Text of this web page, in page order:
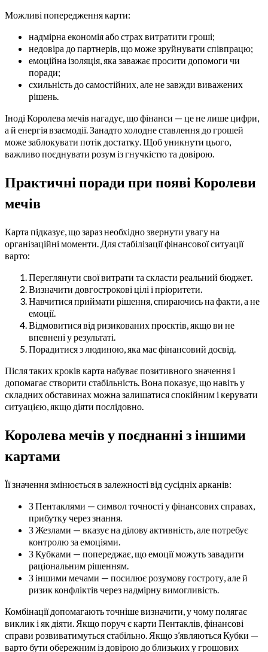
Можливі попередження карти:
надмірна економія або страх витратити гроші;
недовіра до партнерів, що може зруйнувати співпрацю;
емоційна ізоляція, яка заважає просити допомоги чи
поради;
схильність до самостійних, але не завжди виважених
рішень.
Іноді Королева мечів нагадує, що фінанси — це не лише цифри,
а й енергія взаємодії. Занадто холодне ставлення до грошей
може заблокувати потік достатку. Щоб уникнути цього,
важливо поєднувати розум із гнучкістю та довірою.
Практичні поради при появі Королеви
мечів
Карта підказує, що зараз необхідно звернути увагу на
організаційні моменти. Для стабілізації фінансової ситуації
варто:
Переглянути свої витрати та скласти реальний бюджет.
Визначити довгострокові цілі і пріоритети.
Навчитися приймати рішення, спираючись на факти, а не
емоції.
Відмовитися від ризикованих проєктів, якщо ви не
впевнені у результаті.
Порадитися з людиною, яка має фінансовий досвід.
Після таких кроків карта набуває позитивного значення і
допомагає створити стабільність. Вона показує, що навіть у
складних обставинах можна залишатися спокійним і керувати
ситуацією, якщо діяти послідовно.
Королева мечів у поєднанні з іншими
картами
Її значення змінюється в залежності від сусідніх арканів:
З Пентаклями — символ точності у фінансових справах,
прибутку через знання.
З Жезлами — вказує на ділову активність, але потребує
контролю за емоціями.
З Кубками — попереджає, що емоції можуть завадити
раціональним рішенням.
З іншими мечами — посилює розумову гостроту, але й
ризик конфліктів через надмірну вимогливість.
Комбінації допомагають точніше визначити, у чому полягає
виклик і як діяти. Якщо поруч є карти Пентаклів, фінансові
справи розвиватимуться стабільно. Якщо з’являються Кубки —
варто бути обережним із довірою до близьких у грошових